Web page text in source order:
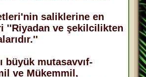
saliklerine en
''Riyadan ve şekilcilikten
büyük mutasavvıf-
ve Mükemmil,